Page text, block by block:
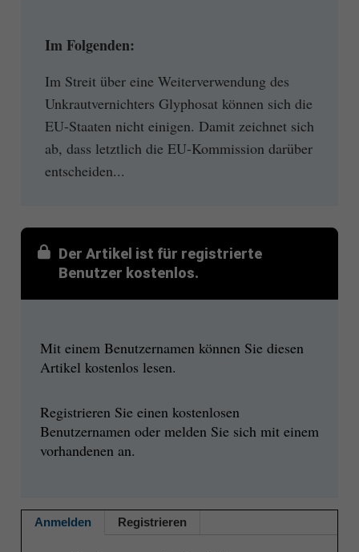
Im Folgenden:
Im Streit über eine Weiterverwendung des
Unkrautvernichters Glyphosat können sich die
EU-Staaten nicht einigen. Damit zeichnet sich
ab, dass letztlich die EU-Kommission darüber
entscheiden...
Der Artikel ist für registrierte
Benutzer kostenlos.
Mit einem Benutzernamen können Sie diesen
Artikel kostenlos lesen.
Registrieren Sie einen kostenlosen
Benutzernamen oder melden Sie sich mit einem
vorhandenen an.
Anmelden Registrieren